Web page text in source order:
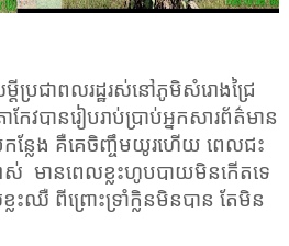
តីប្រជាពលរដ្ឋរស់នៅភូមិសំរោងជ្រៃ
ែវបានរៀបរាប់ប្រាប់អ្នកសារព័ត៌មាន
ន្លែង គឺគេចិញ្ចឹមយូរហើយ ពេលជះ
ស់ មានពេលខ្លះហូបបាយមិនកើតទេ
ះឈឺ ពីព្រោះទ្រាំក្លិនមិនបាន តែមិន